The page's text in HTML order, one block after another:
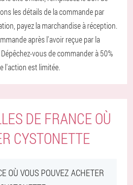
les détails de la commande par
payez la marchandise à réception.
après l'avoir reçue par la
vous de commander à 50%
l'action est limitée.
DE FRANCE OÙ
CYSTONETTE
OÙ VOUS POUVEZ ACHETER